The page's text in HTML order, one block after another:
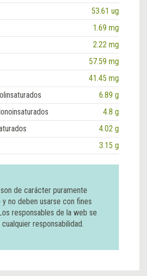
53.61 ug
1.69 mg
2.22 mg
57.59 mg
41.45 mg
6.89 g
4.8 g
4.02 g
3.15 g
de carácter puramente
no deben usarse con fines
responsables de la web se
responsabilidad.